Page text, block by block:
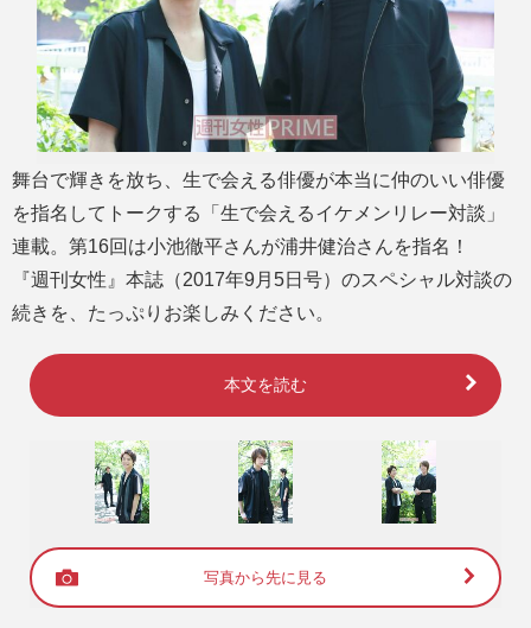
舞台で輝きを放ち、生で会える俳優が本当に仲のいい俳優
を指名してトークする「生で会えるイケメンリレー対談」
連載。第16回は小池徹平さんが浦井健治さんを指名！
『週刊女性』本誌（2017年9月5日号）のスペシャル対談の
続きを、たっぷりお楽しみください。
本文を読む
写真から先に見る